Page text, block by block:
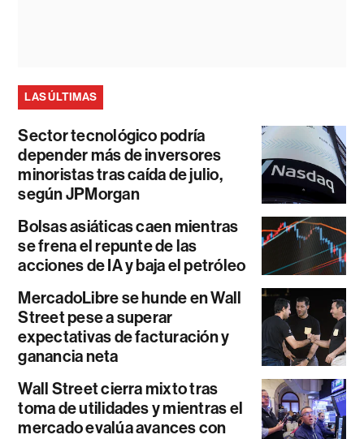
LAS ÚLTIMAS
Sector tecnológico podría
depender más de inversores
minoristas tras caída de julio,
según JPMorgan
Bolsas asiáticas caen mientras
se frena el repunte de las
acciones de IA y baja el petróleo
MercadoLibre se hunde en Wall
Street pese a superar
expectativas de facturación y
ganancia neta
Wall Street cierra mixto tras
toma de utilidades y mientras el
mercado evalúa avances con